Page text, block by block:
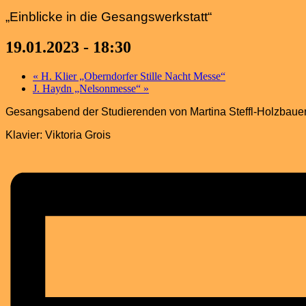
„Einblicke in die Gesangswerkstatt“
19.01.2023 - 18:30
« H. Klier „Oberndorfer Stille Nacht Messe“
J. Haydn „Nelsonmesse“ »
Gesangsabend der Studierenden von Martina Steffl-
Klavier: Viktoria Grois